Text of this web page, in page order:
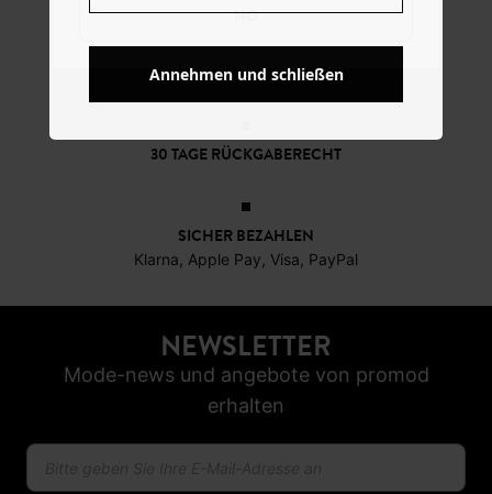
NO
KOSTENFREIE LIEFERUNG
Ab 60€*
30 TAGE RÜCKGABERECHT
SICHER BEZAHLEN
Klarna, Apple Pay, Visa, PayPal
NEWSLETTER
Mode-news und angebote von promod
erhalten
Annehmen und schließen